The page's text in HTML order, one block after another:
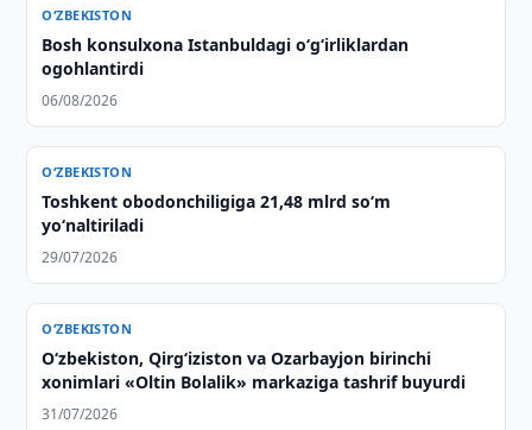
O‘ZBEKISTON
Bosh konsulxona Istanbuldagi o‘g‘irliklardan
ogohlantirdi
06/08/2026
O‘ZBEKISTON
Toshkent obodonchiligiga 21,48 mlrd so‘m
yo‘naltiriladi
29/07/2026
O‘ZBEKISTON
O‘zbekiston, Qirg‘iziston va Ozarbayjon birinchi
xonimlari «Oltin Bolalik» markaziga tashrif buyurdi
31/07/2026